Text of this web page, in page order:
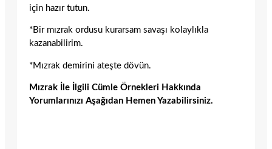
için hazır tutun.
*Bir mızrak ordusu kurarsam savaşı kolaylıkla
kazanabilirim.
*Mızrak demirini ateşte dövün.
Mızrak İle İlgili Cümle Örnekleri Hakkında
Yorumlarınızı Aşağıdan Hemen Yazabilirsiniz.